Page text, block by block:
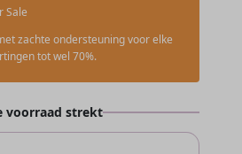
Sale
zachte ondersteuning voor elke
tot wel 70%.
voorraad strekt